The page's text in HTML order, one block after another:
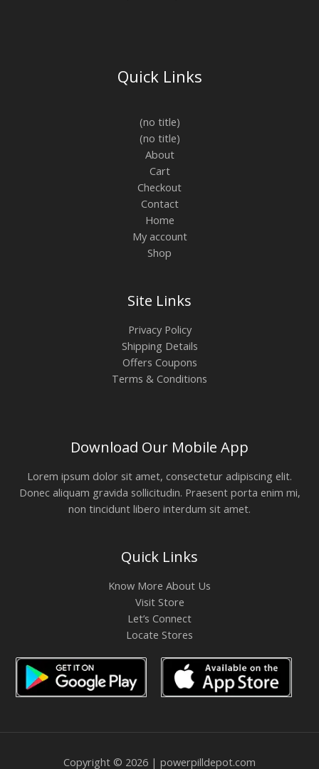
Quick Links
(no title)
(no title)
About
Cart
Checkout
Contact
Home
My account
Shop
Site Links
Privacy Policy
Shipping Details
Offers Coupons
Terms & Conditions
Download Our Mobile App
Lorem ipsum dolor sit amet, consectetur adipiscing elit.
Donec aliquam gravida sollicitudin. Praesent porta enim mi,
non tincidunt libero interdum sit amet.
Quick Links
Know More About Us
Visit Store
Let’s Connect
Locate Stores
Copyright © 2026 | powerpilldepot.com